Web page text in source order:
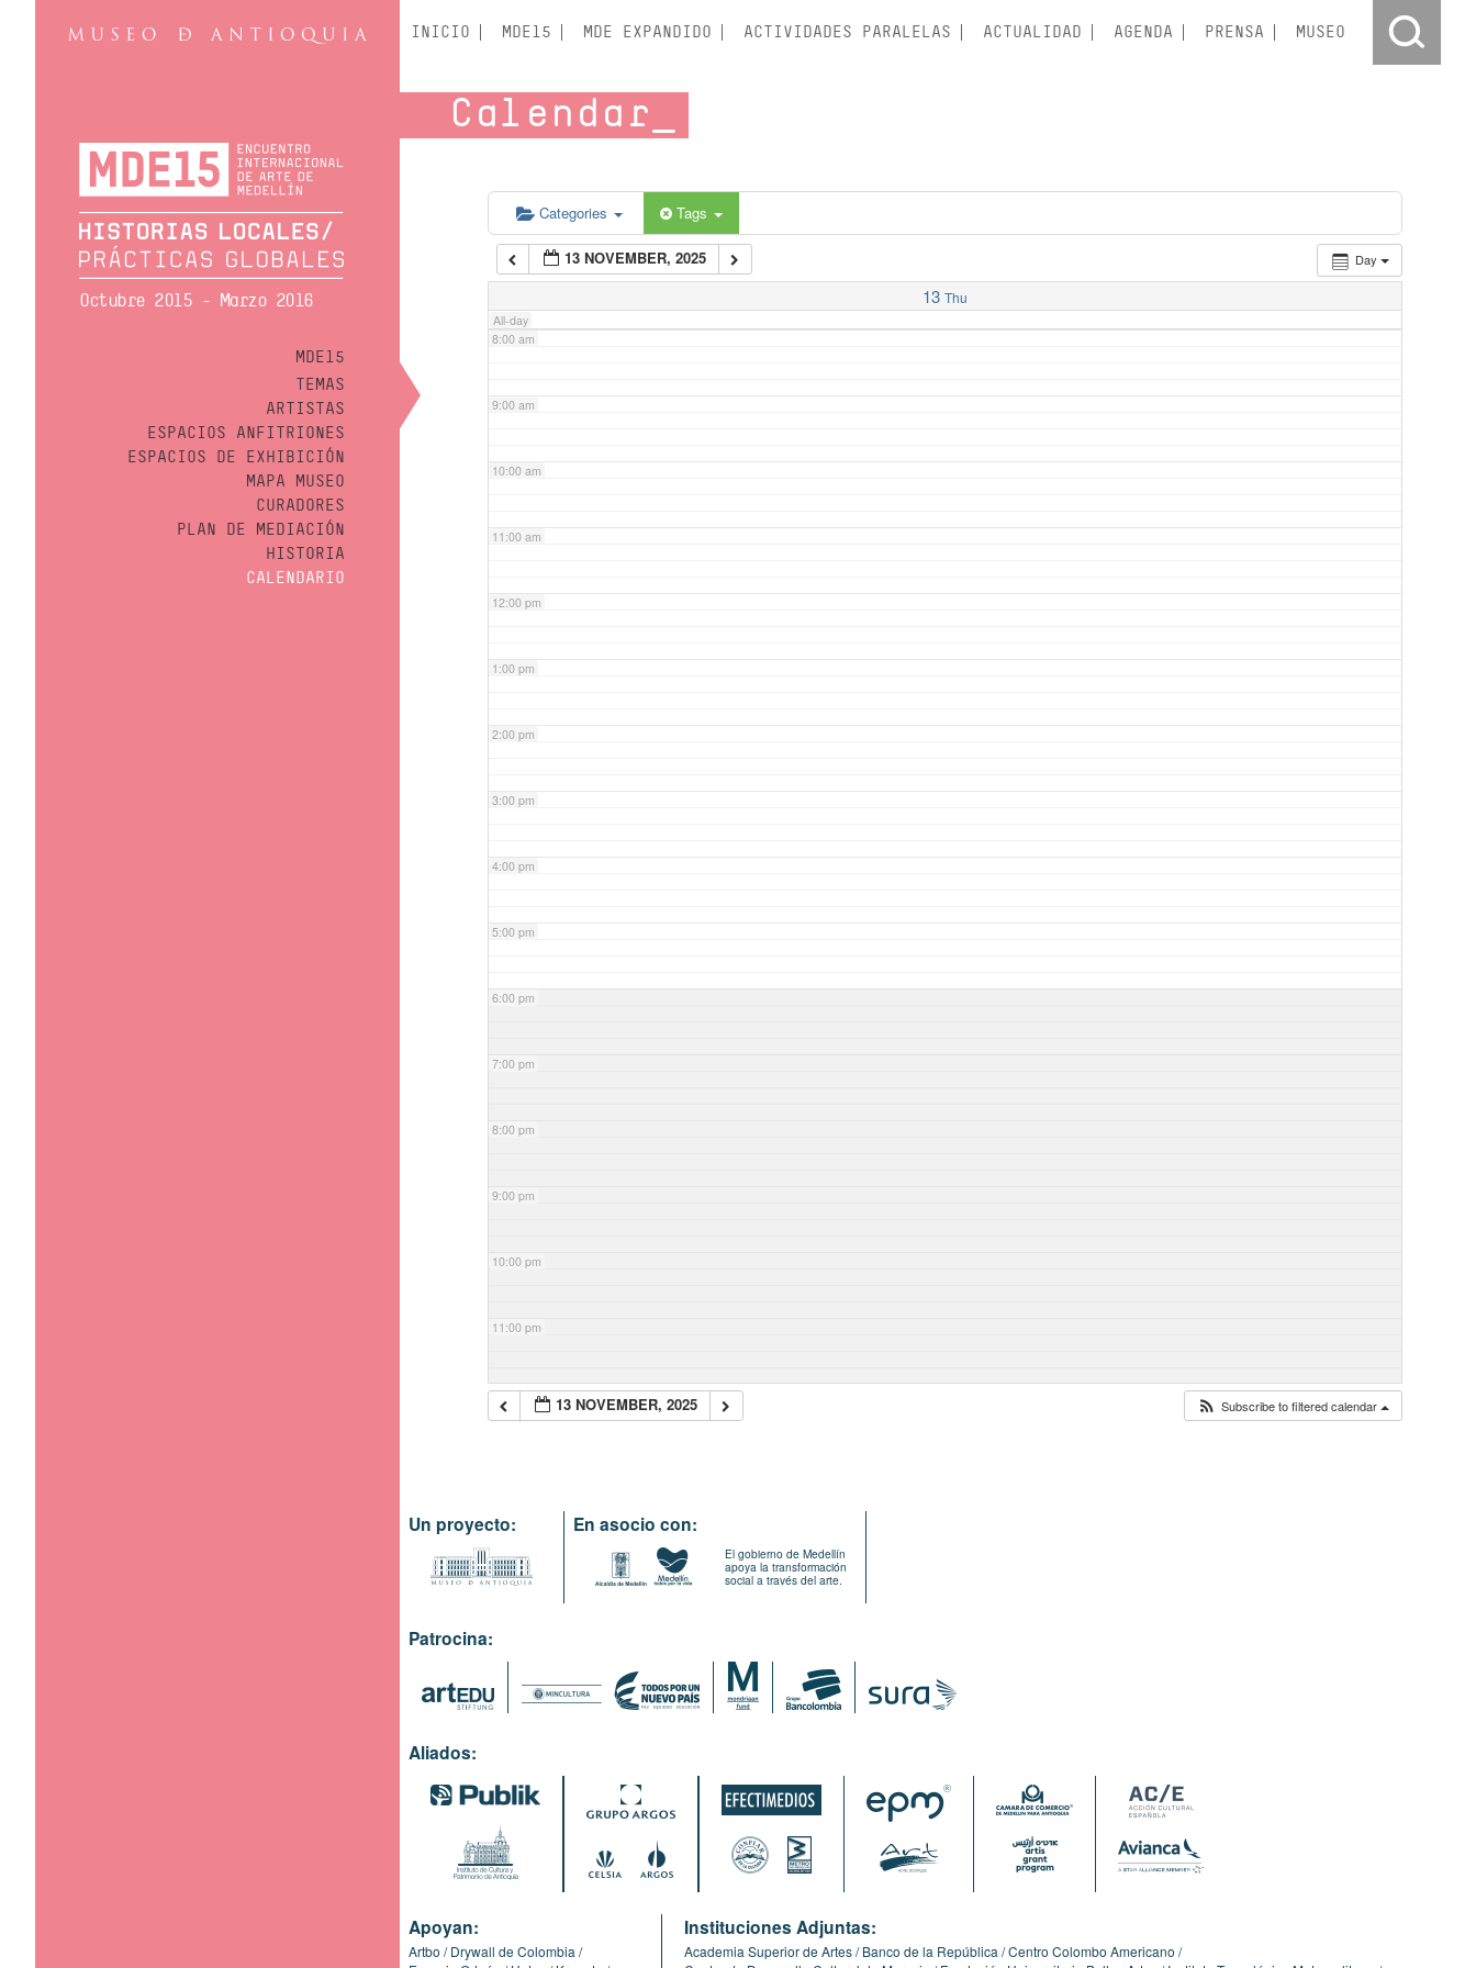
Octubre 2015 - Marzo 2016
MDE15
TEMAS
ARTISTAS
ESPACIOS ANFITRIONES
ESPACIOS DE EXHIBICIÓN
MAPA MUSEO
CURADORES
PLAN DE MEDIACIÓN
HISTORIA
CALENDARIO
INICIO MDE15 MDE EXPANDIDO ACTIVIDADES PARALELAS ACTUALIDAD AGENDA PRENSA MUSEO
Calendar
Categories Tags
Day
13 NOVEMBER, 2025
13 Thu
All-day
5:00 am
6:00 am
7:00 am
8:00 am
9:00 am
10:00 am
11:00 am
12:00 pm
1:00 pm
2:00 pm
3:00 pm
4:00 pm
5:00 pm
6:00 pm
7:00 pm
8:00 pm
9:00 pm
10:00 pm
11:00 pm
13 NOVEMBER, 2025 Subscribe to filtered calendar
Un proyecto: En asocio con:
El gobierno de Medellín
apoya la transformación
social a través del arte.
Patrocina:
Aliados:
Apoyan:
Artbo
Drywall de Colombia
Instituciones Adjuntas:
Academia Superior de Artes Banco de la República Centro Colombo Americano